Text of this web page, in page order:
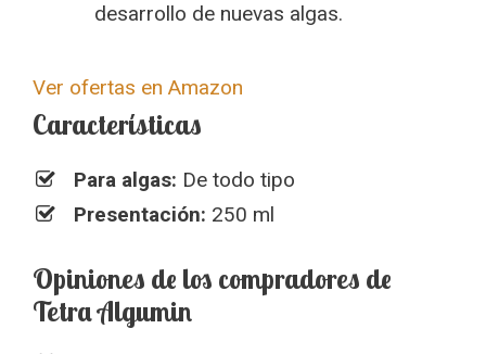
desarrollo de nuevas algas.
Ver ofertas en Amazon
Características
Para algas: De todo tipo
Presentación: 250 ml
Opiniones de los compradores de
Tetra Algumin